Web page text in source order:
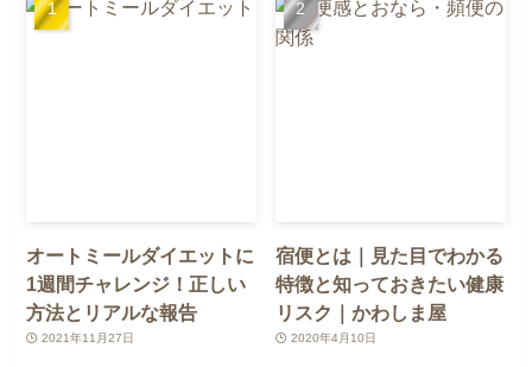
オートミールダイエットに
1週間チャレンジ！正しい
方法とリアルな報告
2021年11月27日
宿便とは｜見た目でわかる
特徴と知っておきたい健康
リスク｜かわしま屋
2020年4月10日